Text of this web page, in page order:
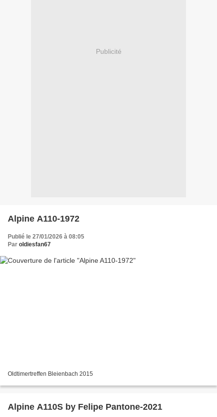
Publicité
Alpine A110-1972
Publié le 27/01/2026 à 08:05
Par oldiesfan67
Oldtimertreffen Bleienbach 2015
Alpine A110S by Felipe Pantone-2021